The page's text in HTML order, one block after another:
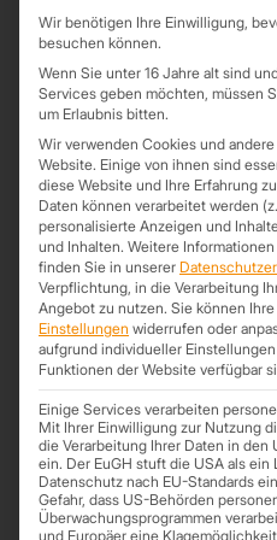
Name
E-Mail-Adresse*
Rückruf gewünscht? Gib bitte
PLZ
Mit dem Absenden dieses
Datenschutzerklärungvon
Wir benötigen Ihre Einwilligung,
besuchen können.
Wenn Sie unter 16 Jahre alt sind
Services geben möchten, müssen
um Erlaubnis bitten.
Wir verwenden Cookies und
Website. Einige von ihnen sind
diese Website und Ihre Erfahrung
Daten können verarbeitet werden
personalisierte Anzeigen und
und Inhalten. Weitere
finden Sie in unserer
Verpflichtung, in die Verarbeitung
Angebot zu nutzen. Sie können
Einstellungen widerrufen oder
aufgrund individueller
Funktionen der Website verfügbar
Einige Services verarbeiten
Mit Ihrer Einwilligung zur Nutzung
die Verarbeitung Ihrer Daten in den
ein. Der EuGH stuft die USA als
Datenschutz nach EU-Standards
Gefahr, dass US-Behörden
Überwachungsprogrammen
und Europäer eine